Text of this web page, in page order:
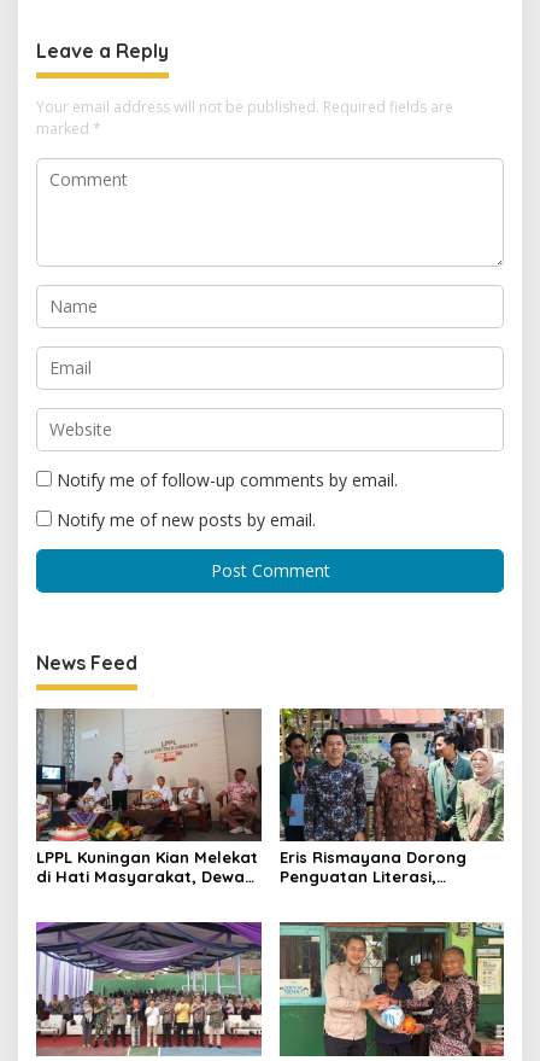
Leave a Reply
Your email address will not be published. Required fields are
marked *
Notify me of follow-up comments by email.
Notify me of new posts by email.
News Feed
LPPL Kuningan Kian Melekat
di Hati Masyarakat, Dewas
Eris Rismayana Dorong
Penguatan Literasi,
Sagaranten